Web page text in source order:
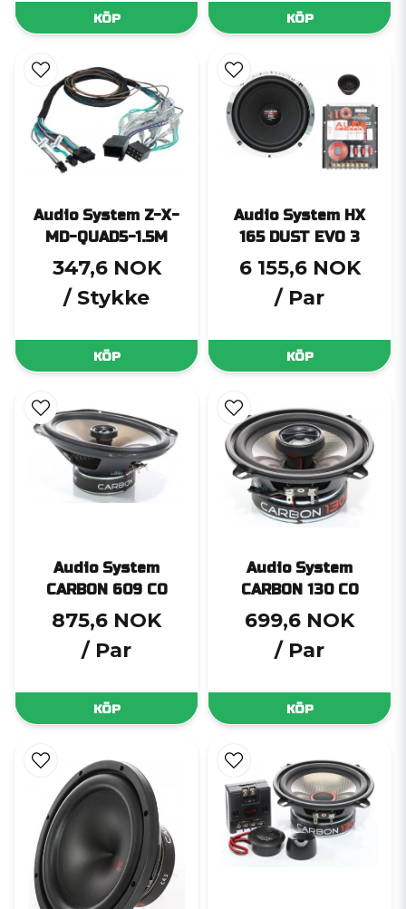
KÖP KÖP
Audio System Z-X-
MD-QUAD5-1.5M
347,6 NOK
/ Stykke
KÖP
Audio System HX
165 DUST EVO 3
6 155,6 NOK
/ Par
KÖP
Audio System
CARBON 609 CO
875,6 NOK
/ Par
KÖP
Audio System
CARBON 130 CO
699,6 NOK
/ Par
KÖP